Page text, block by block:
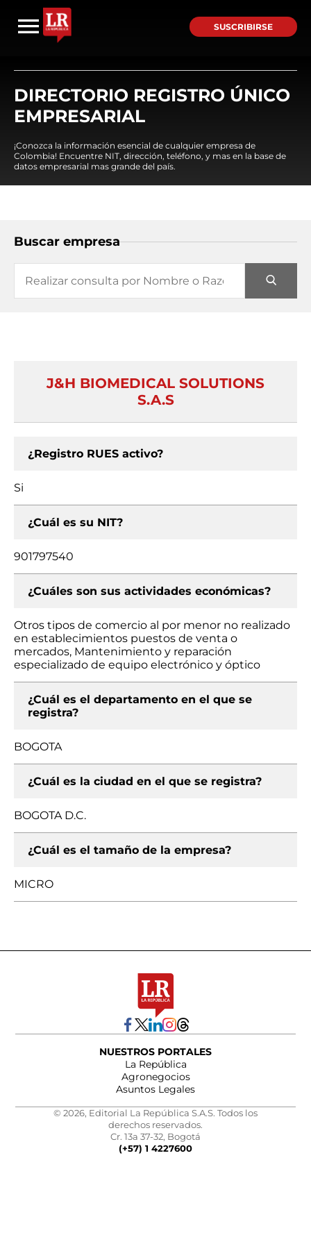
SUSCRIBIRSE
DIRECTORIO REGISTRO ÚNICO
EMPRESARIAL
¡Conozca la información esencial de cualquier empresa de
Colombia! Encuentre NIT, dirección, teléfono, y mas en la base de
datos empresarial mas grande del país.
Buscar empresa
J&H BIOMEDICAL SOLUTIONS
S.A.S
¿Registro RUES activo?
Si
¿Cuál es su NIT?
901797540
¿Cuáles son sus actividades económicas?
Otros tipos de comercio al por menor no realizado
en establecimientos puestos de venta o
mercados, Mantenimiento y reparación
especializado de equipo electrónico y óptico
¿Cuál es el departamento en el que se
registra?
BOGOTA
¿Cuál es la ciudad en el que se registra?
BOGOTA D.C.
¿Cuál es el tamaño de la empresa?
MICRO
NUESTROS PORTALES
La República
Agronegocios
Asuntos Legales
© 2026, Editorial La República S.A.S. Todos los
derechos reservados.
Cr. 13a 37-32, Bogotá
(+57) 1 4227600